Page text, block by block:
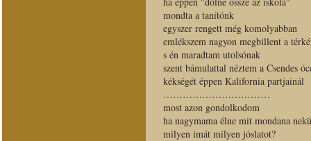
mondta a tanítónk
egyszer rengett még komolyabban
emlékszem nagyon megbillent a
s én maradtam utolsónak
szent bámulattal néztem a Csendes
kékségét éppen Kalifornia partjainál
……………………………
most azon gondolkodom
ha nagymama élne mit mondana
milyen imát milyen jóslatot?